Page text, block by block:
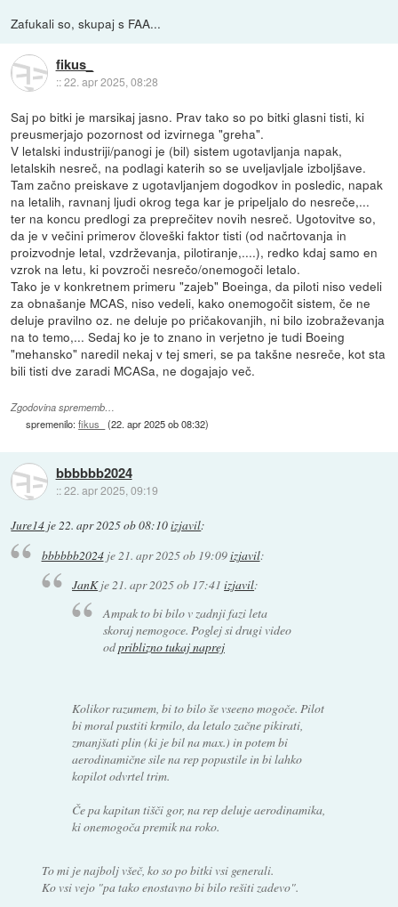
Zafukali so, skupaj s FAA...
fikus_
::22. apr 2025, 08:28
Saj po bitki je marsikaj jasno. Prav tako so po bitki glasni tisti, ki
preusmerjajo pozornost od izvirnega "greha".
V letalski industriji/panogi je (bil) sistem ugotavljanja napak,
letalskih nesreč, na podlagi katerih so se uveljavljale izboljšave.
Tam začno preiskave z ugotavljanjem dogodkov in posledic, napak
na letalih, ravnanj ljudi okrog tega kar je pripeljalo do nesreče,...
ter na koncu predlogi za preprečitev novih nesreč. Ugotovitve so,
da je v večini primerov človeški faktor tisti (od načrtovanja in
proizvodnje letal, vzdrževanja, pilotiranje,....), redko kdaj samo en
vzrok na letu, ki povzroči nesrečo/onemogoči letalo.
Tako je v konkretnem primeru "zajeb" Boeinga, da piloti niso vedeli
za obnašanje MCAS, niso vedeli, kako onemogočit sistem, če ne
deluje pravilno oz. ne deluje po pričakovanjih, ni bilo izobraževanja
na to temo,... Sedaj ko je to znano in verjetno je tudi Boeing
"mehansko" naredil nekaj v tej smeri, se pa takšne nesreče, kot sta
bili tisti dve zaradi MCASa, ne dogajajo več.
Zgodovina sprememb…
spremenilo:fikus_ (22. apr 2025 ob 08:32)
bbbbbb2024
::22. apr 2025, 09:19
Jure14 je22. apr 2025 ob 08:10izjavil:
bbbbbb2024je21. apr 2025 ob 19:09izjavil:
JanKje 21. apr 2025 ob 17:41 izjavil:
Ampak to bi bilo v zadnji fazi leta
skoraj nemogoce. Poglej si drugi video
odpriblizno tukaj naprej
Kolikor razumem, bi to bilo še vseeno mogoče. Pilot
bi moral pustiti krmilo, da letalo začne pikirati,
zmanjšati plin (ki je bil na max.) in potem bi
aerodinamične sile na rep popustile in bi lahko
kopilot odvrtel trim.
Če pa kapitan tišči gor, na rep deluje aerodinamika,
ki onemogoča premik na roko.
To mi je najbolj všeč, ko so po bitki vsi generali.
Ko vsi vejo "pa tako enostavno bi bilo rešiti zadevo".